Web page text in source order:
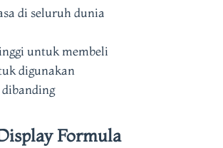
di seluruh dunia
untuk membeli
digunakan
Formula